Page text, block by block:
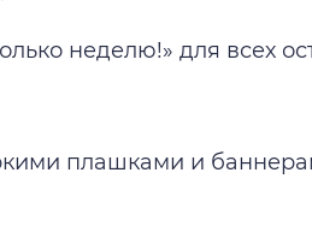
неделю!» для всех
плашками и